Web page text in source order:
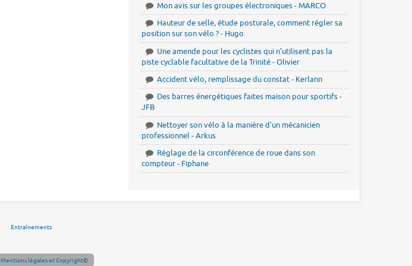
Mon avis sur les groupes électroniques - MARCO
Hauteur de selle, étude posturale, comment régler sa
position sur son vélo ? - Hugo
Une amende pour les cyclistes qui n'utilisent pas la
piste cyclable facultative de la Trinité - Olivier
Accident vélo, remplissage du constat - Kerlann
Des barres énergétiques faites maison pour sportifs -
JFB
Nettoyer son vélo à la manière d'un mécanicien
professionnel - Arkus
Réglage de la circonférence de roue dans son
compteur - Fiphane
Entraînements
Mentions légales et Copyright©